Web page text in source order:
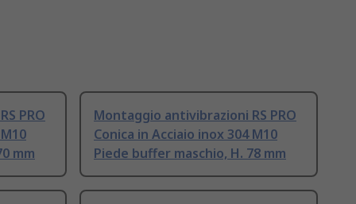
PRO
mm
Montaggio antivibrazioni RS PRO
Conica in Acciaio inox 304 M10
Piede buffer maschio, H. 78 mm